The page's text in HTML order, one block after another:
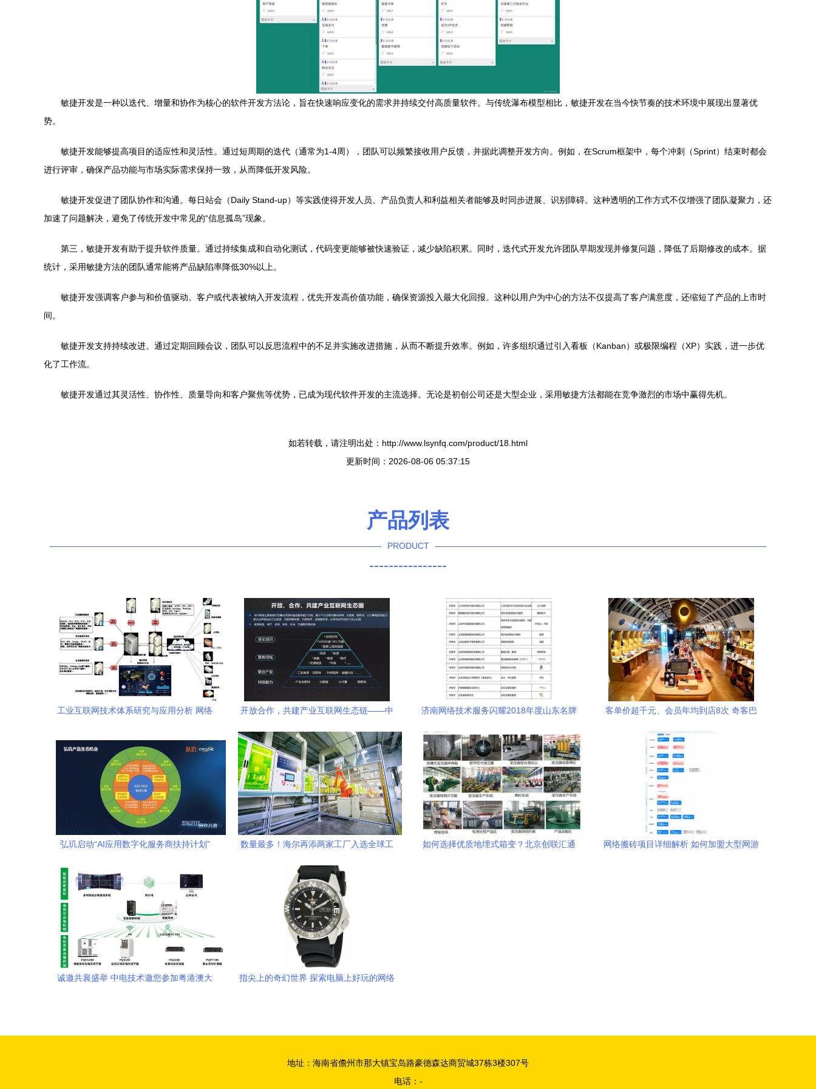
敏捷开发是一种以迭代、增量和协作为核心的软件开发方法论，旨在快速响应变化的需求并持续交付高质量软件。与传统瀑布模型相比，敏捷开发在当今快节奏的技术环境中展现出显著优
势。
敏捷开发能够提高项目的适应性和灵活性。通过短周期的迭代（通常为1-4周），团队可以频繁接收用户反馈，并据此调整开发方向。例如，在Scrum框架中，每个冲刺（Sprint）结束时都会
进行评审，确保产品功能与市场实际需求保持一致，从而降低开发风险。
敏捷开发促进了团队协作和沟通。每日站会（Daily Stand-up）等实践使得开发人员、产品负责人和利益相关者能够及时同步进展、识别障碍。这种透明的工作方式不仅增强了团队凝聚力，还
加速了问题解决，避免了传统开发中常见的“信息孤岛”现象。
第三，敏捷开发有助于提升软件质量。通过持续集成和自动化测试，代码变更能够被快速验证，减少缺陷积累。同时，迭代式开发允许团队早期发现并修复问题，降低了后期修改的成本。据
统计，采用敏捷方法的团队通常能将产品缺陷率降低30%以上。
敏捷开发强调客户参与和价值驱动。客户或代表被纳入开发流程，优先开发高价值功能，确保资源投入最大化回报。这种以用户为中心的方法不仅提高了客户满意度，还缩短了产品的上市时
间。
敏捷开发支持持续改进。通过定期回顾会议，团队可以反思流程中的不足并实施改进措施，从而不断提升效率。例如，许多组织通过引入看板（Kanban）或极限编程（XP）实践，进一步优
化了工作流。
敏捷开发通过其灵活性、协作性、质量导向和客户聚焦等优势，已成为现代软件开发的主流选择。无论是初创公司还是大型企业，采用敏捷方法都能在竞争激烈的市场中赢得先机。
如若转载，请注明出处：http://www.lsynfq.com/product/18.html
更新时间：2026-08-06 05:37:15
产品列表
PRODUCT
----------------
工业互联网技术体系研究与应用分析 网络
开放合作，共建产业互联网生态链——中
术服务新格局
济南网络技术服务闪耀2018年度山东名牌
客单价超千元、会员年均到店8次 奇客巴
弘玑启动“AI应用数字化服务商扶持计划”
数量最多！海尔再添两家工厂入选全球工
如何选择优质地埋式箱变？北京创联汇通
网络搬砖项目详细解析 如何加盟大型网游
诚邀共襄盛举 中电技术邀您参加粤港澳大
指尖上的奇幻世界 探索电脑上好玩的网络
地址：海南省儋州市那大镇宝岛路豪德森达商贸城37栋3楼307号
电话：-